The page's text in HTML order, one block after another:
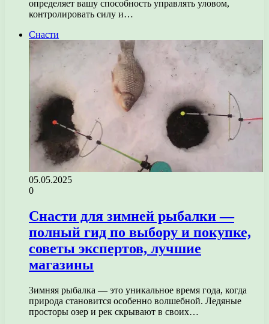
определяет вашу способность управлять уловом,
контролировать силу и…
Снасти
05.05.2025
0
Снасти для зимней рыбалки —
полный гид по выбору и покупке,
советы экспертов, лучшие
магазины
Зимняя рыбалка — это уникальное время года, когда
природа становится особенно волшебной. Ледяные
просторы озер и рек скрывают в своих…